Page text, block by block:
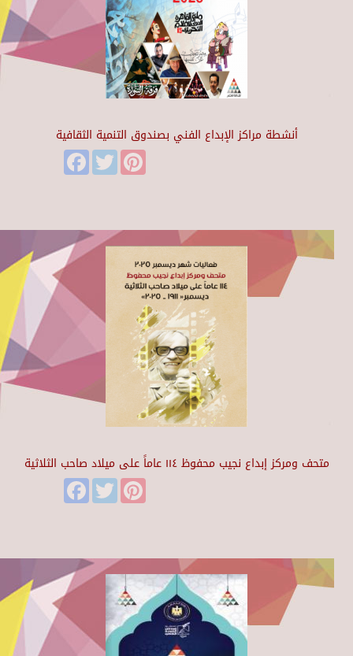
أنشطة مراكز الإبداع الفني بصندوق التنمية الثقافية
FacebookTwitter
متحف ومركز إبداع نجيب محفوظ ١١٤ عاماً على ميلاد صاحب الثلاثية
FacebookTwitter